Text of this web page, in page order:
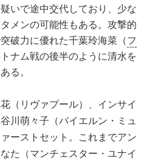
いで途中交代しており、少な
メンの可能性もある。攻撃的
破力に優れた千葉玲海菜（フ
ナム戦の後半のように清水を
る。
（リヴァプール）、インサイ
川萌々子（バイエルン・ミュ
ーストセット。これまでアン
た（マンチェスター・ユナイ